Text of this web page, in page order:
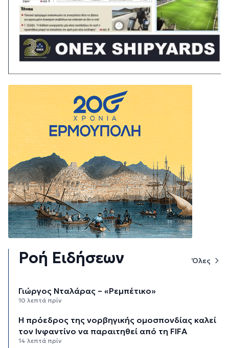
Ροή Ειδήσεων Όλες
Γιώργος Νταλάρας – «Ρεμπέτικο»
10 λεπτά πρίν
Η πρόεδρος της νορβηγικής ομοσπονδίας καλεί
τον Ινφαντίνο να παραιτηθεί από τη FIFA
14 λεπτά πρίν